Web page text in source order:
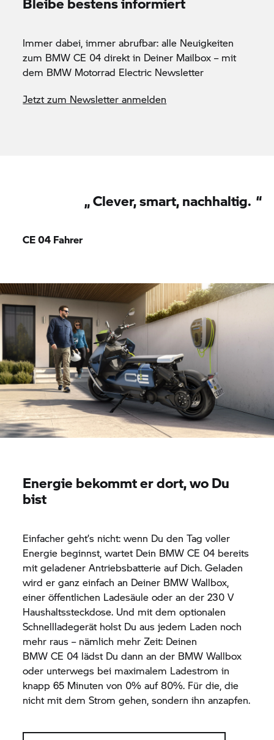
Immer dabei, immer abrufbar: alle Neuigkeiten
zum BMW CE 04 direkt in Deiner Mailbox – mit
dem BMW Motorrad Electric Newsletter
Jetzt zum Newsletter anmelden
„Clever, smart, nachhaltig. “
CE 04 Fahrer
Energie bekommt er dort, wo Du
bist
Einfacher geht’s nicht: wenn Du den Tag voller
Energie beginnst, wartet Dein BMW CE 04 bereits
mit geladener Antriebsbatterie auf Dich. Geladen
wird er ganz einfach an Deiner BMW Wallbox,
einer öffentlichen Ladesäule oder an der 230 V
Haushaltssteckdose. Und mit dem optionalen
Schnellladegerät holst Du aus jedem Laden noch
mehr raus – nämlich mehr Zeit: Deinen
BMW CE 04 lädst Du dann an der BMW Wallbox
oder unterwegs bei maximalem Ladestrom in
knapp 65 Minuten von 0% auf 80%. Für die, die
nicht mit dem Strom gehen, sondern ihn anzapfen.